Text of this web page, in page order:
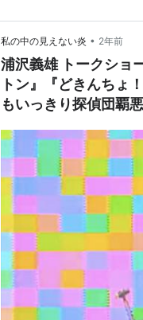
私の中の見えない炎 • 2年前
浦沢義雄 トークショ
トン』『どきんちょ
もいっきり探偵団覇